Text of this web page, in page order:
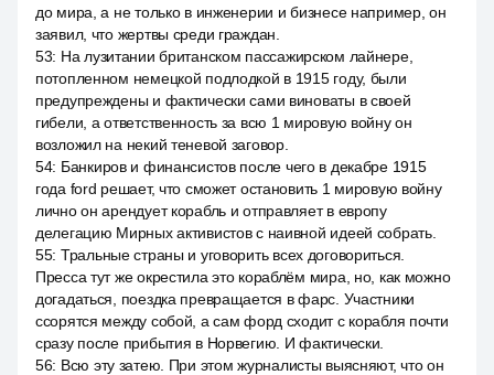
до мира, а не только в инженерии и бизнесе например, он
заявил, что жертвы среди граждан.
53: На лузитании британском пассажирском лайнере,
потопленном немецкой подлодкой в 1915 году, были
предупреждены и фактически сами виноваты в своей
гибели, а ответственность за всю 1 мировую войну он
возложил на некий теневой заговор.
54: Банкиров и финансистов после чего в декабре 1915
года ford решает, что сможет остановить 1 мировую войну
лично он арендует корабль и отправляет в европу
делегацию Мирных активистов с наивной идеей собрать.
55: Тральные страны и уговорить всех договориться.
Пресса тут же окрестила это кораблём мира, но, как можно
догадаться, поездка превращается в фарс. Участники
ссорятся между собой, а сам форд сходит с корабля почти
сразу после прибытия в Норвегию. И фактически.
56: Всю эту затею. При этом журналисты выясняют, что он